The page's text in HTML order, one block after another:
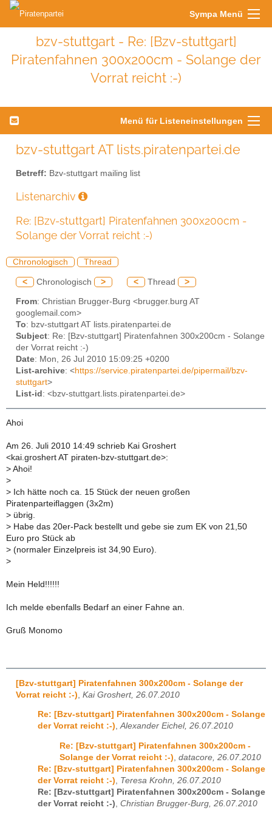
Sympa Menü
bzv-stuttgart - Re: [Bzv-stuttgart]
Piratenfahnen 300x200cm - Solange der
Vorrat reicht :-)
Menü für Listeneinstellungen
bzv-stuttgart AT lists.piratenpartei.de
Betreff: Bzv-stuttgart mailing list
Listenarchiv
Re: [Bzv-stuttgart] Piratenfahnen 300x200cm -
Solange der Vorrat reicht :-)
Chronologisch Thread
< Chronologisch > < Thread >
From: Christian Brugger-Burg <brugger.burg AT
googlemail.com>
To: bzv-stuttgart AT lists.piratenpartei.de
Subject: Re: [Bzv-stuttgart] Piratenfahnen 300x200cm - Solange
der Vorrat reicht :-)
Date: Mon, 26 Jul 2010 15:09:25 +0200
List-archive: <https://service.piratenpartei.de/pipermail/bzv-
stuttgart>
List-id : <bzv-stuttgart.lists.piratenpartei.de>
Ahoi
Am 26. Juli 2010 14:49 schrieb Kai Groshert
<kai.groshert AT piraten-bzv-stuttgart.de>:
> Ahoi!
>
> Ich hätte noch ca. 15 Stück der neuen großen
Piratenparteiflaggen (3x2m)
> übrig.
> Habe das 20er-Pack bestellt und gebe sie zum EK von 21,50
Euro pro Stück ab
> (normaler Einzelpreis ist 34,90 Euro).
>
Mein Held!!!!!!
Ich melde ebenfalls Bedarf an einer Fahne an.
Gruß Monomo
[Bzv-stuttgart] Piratenfahnen 300x200cm - Solange der
Vorrat reicht :-) Kai Groshert, 26.07.2010
Re: [Bzv-stuttgart] Piratenfahnen 300x200cm - Solange
der Vorrat reicht :-),Alexander Eichel, 26.07.2010
Re: [Bzv-stuttgart] Piratenfahnen 300x200cm -
Solange der Vorrat reicht :-) datacore, 26.07.2010
Re: [Bzv-stuttgart] Piratenfahnen 300x200cm - Solange
der Vorrat reicht :-)
Teresa Krohn, 26.07.2010
Re: [Bzv-stuttgart] Piratenfahnen 300x200cm - Solange
der Vorrat reicht :-) Christian Brugger-Burg, 26.07.2010